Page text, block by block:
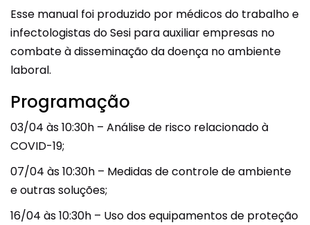
Esse manual foi produzido por médicos do trabalho e
infectologistas do Sesi para auxiliar empresas no
combate à disseminação da doença no ambiente
laboral.
Programação
03/04 às 10:30h – Análise de risco relacionado à
COVID-19;
07/04 às 10:30h – Medidas de controle de ambiente
e outras soluções;
16/04 às 10:30h – Uso dos equipamentos de proteção